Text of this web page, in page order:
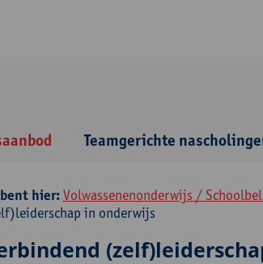
Teamgerichte
hier:Volwassenenonderwijs /
in onderwijs